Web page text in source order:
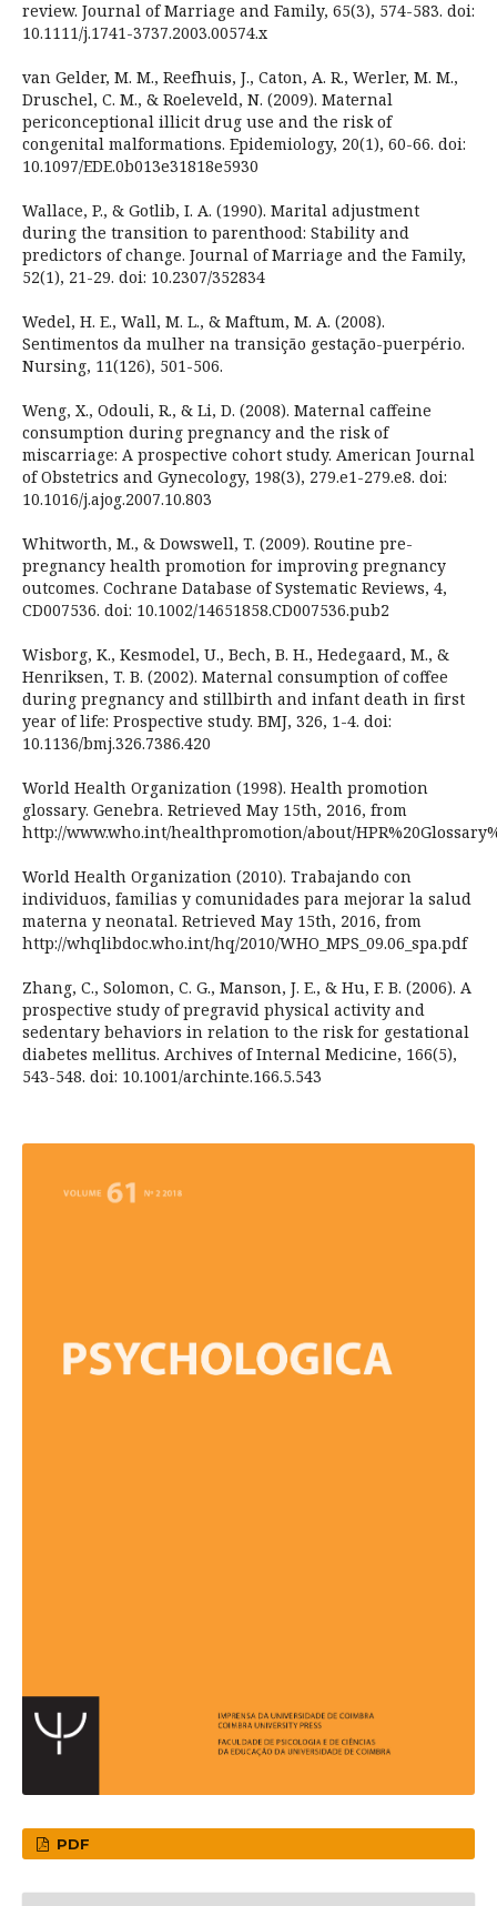
review. Journal of Marriage and Family, 65(3), 574-583. doi:
10.1111/j.1741-3737.2003.00574.x
van Gelder, M. M., Reefhuis, J., Caton, A. R., Werler, M. M.,
Druschel, C. M., & Roeleveld, N. (2009). Maternal
periconceptional illicit drug use and the risk of
congenital malformations. Epidemiology, 20(1), 60-66. doi:
10.1097/EDE.0b013e31818e5930
Wallace, P., & Gotlib, I. A. (1990). Marital adjustment
during the transition to parenthood: Stability and
predictors of change. Journal of Marriage and the Family,
52(1), 21-29. doi: 10.2307/352834
Wedel, H. E., Wall, M. L., & Maftum, M. A. (2008).
Sentimentos da mulher na transição gestação-puerpério.
Nursing, 11(126), 501-506.
Weng, X., Odouli, R., & Li, D. (2008). Maternal caffeine
consumption during pregnancy and the risk of
miscarriage: A prospective cohort study. American Journal
of Obstetrics and Gynecology, 198(3), 279.e1-279.e8. doi:
10.1016/j.ajog.2007.10.803
Whitworth, M., & Dowswell, T. (2009). Routine pre-
pregnancy health promotion for improving pregnancy
outcomes. Cochrane Database of Systematic Reviews, 4,
CD007536. doi: 10.1002/14651858.CD007536.pub2
Wisborg, K., Kesmodel, U., Bech, B. H., Hedegaard, M., &
Henriksen, T. B. (2002). Maternal consumption of coffee
during pregnancy and stillbirth and infant death in first
year of life: Prospective study. BMJ, 326, 1-4. doi:
10.1136/bmj.326.7386.420
World Health Organization (1998). Health promotion
glossary. Genebra. Retrieved May 15th, 2016, from
http://www.who.int/healthpromotion/about/
World Health Organization (2010). Trabajando con
individuos, familias y comunidades para mejorar la salud
materna y neonatal. Retrieved May 15th, 2016, from
http://whqlibdoc.who.int/hq/2010/WHO_MPS_09.06_spa.pdf
Zhang, C., Solomon, C. G., Manson, J. E., & Hu, F. B. (2006). A
prospective study of pregravid physical activity and
sedentary behaviors in relation to the risk for gestational
diabetes mellitus. Archives of Internal Medicine, 166(5),
543-548. doi: 10.1001/archinte.166.5.543
PDF